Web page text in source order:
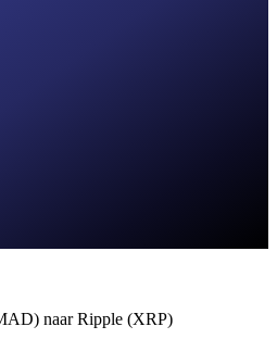
naar Ripple (XRP)